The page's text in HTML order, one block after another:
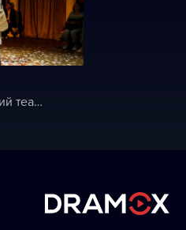
Львівський академічний театр ім. Леся Курбаса